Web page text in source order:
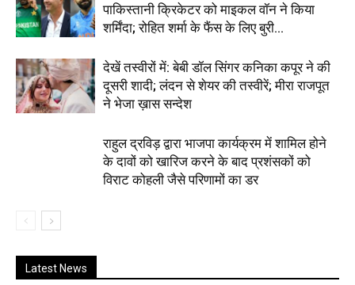
पाकिस्तानी क्रिकेटर को माइकल वॉन ने किया
शर्मिंदा; रोहित शर्मा के फैंस के लिए बुरी...
देखें तस्वीरों में: बेबी डॉल सिंगर कनिका कपूर ने की
दूसरी शादी; लंदन से शेयर की तस्वीरें; मीरा राजपूत
ने भेजा ख़ास सन्देश
राहुल द्रविड़ द्वारा भाजपा कार्यक्रम में शामिल होने
के दावों को खारिज करने के बाद प्रशंसकों को
विराट कोहली जैसे परिणामों का डर
Latest News